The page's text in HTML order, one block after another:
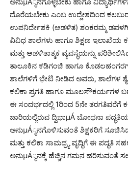
ಅನುμÁ್ಠನಗೊಳ್ಳಬೇಕು ಹಾಗೂ
ದೊರೆಯಬೇಕು ಎಂಬ ಉದ್ದೇಶದಿಂದ
ಉಪನಿರ್ದೇಶಕಿ (ಆಡಳಿತ) ಶಂಕರಮ್ಮ
ವಿವಿಧ ಶಾಲೆಗಳು ಹಾಗೂ ಶಿಕ್ಷಣ ಇಲಾಖೆಯ
ಮತ್ತು ಆಡಳಿತಾತ್ಮಕ ವ್ಯವಸ್ಥೆಯನ್ನು
ತಾಲೂಕಿನ ಕಡಿಗಂಚಿ ಹಾಗೂ
ಶಾಲೆಗಳಿಗೆ ಭೇಟಿ ನೀಡಿದ ಅವರು, ಶಾಲೆಗಳ
ಕಲಿಕಾ ಪ್ರಗತಿ ಹಾಗೂ ಮೂಲಸೌಕರ್ಯಗಳ
ಈ ಸಂದರ್ಭದಲ್ಲಿ 1ರಿಂದ 5ನೇ ತರಗತಿವರೆಗೆ
ಜಾರಿಯಲ್ಲಿರುವ ದ್ವಿಭಾμÁ ಬೋಧನಾ
ಅನುμÁ್ಠನಗೊಳಿಸುವಂತೆ ಶಿಕ್ಷಕರಿಗೆ
ಮತ್ತು ಕಲಿಕಾ ಸಾಮಥ್ರ್ಯ ವೃದ್ಧಿಗೆ ಈ ಪದ್ಧತಿ
ಅನುμÁ್ಠನಕ್ಕೆ ಹೆಚ್ಚಿನ ಗಮನ ಹರಿಸುವಂತೆ